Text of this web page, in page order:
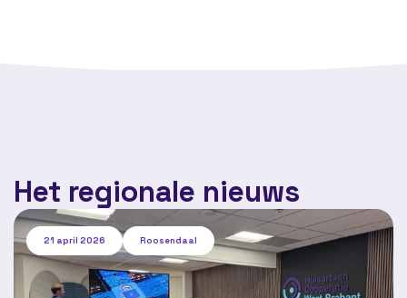
Het regionale nieuws
21 april 2026 Roosendaal